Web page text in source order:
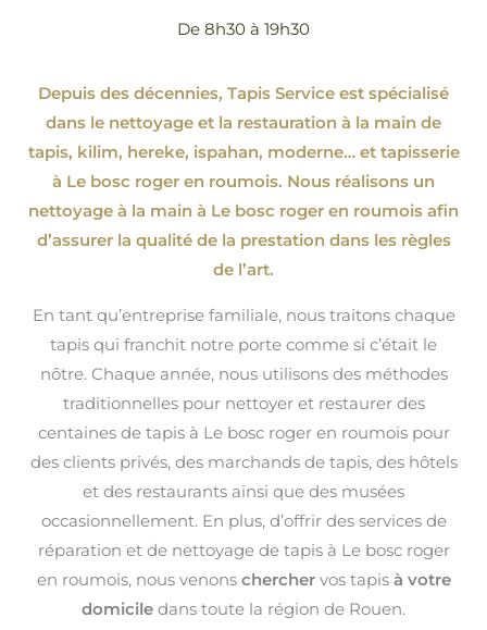
De 8h30 à 19h30
Depuis des décennies, Tapis Service est spécialisé
dans le nettoyage et la restauration à la main de
tapis, kilim, hereke, ispahan, moderne…et tapisserie
à Le bosc roger en roumois. Nous réalisons un
nettoyage à la main à Le bosc roger en roumois afin
d’assurer la qualité de la prestation dans les règles
de l’art.
En tant qu’entreprise familiale, nous traitons chaque
tapis qui franchit notre porte comme si c’était le
nôtre. Chaque année, nous utilisons des méthodes
traditionnelles pour nettoyer et restaurer des
centaines de tapis à Le bosc roger en roumois pour
des clients privés, des marchands de tapis, des hôtels
et des restaurants ainsi que des musées
occasionnellement. En plus, d’offrir des services de
réparation et de nettoyage de tapis à Le bosc roger
en roumois, nous venons chercher vos tapis à votre
domicile dans toute la région de Rouen.